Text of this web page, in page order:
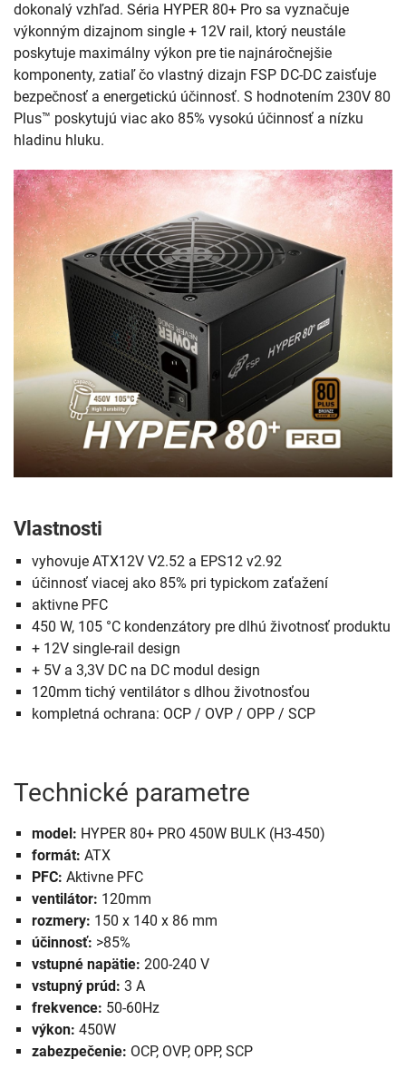
dokonalý vzhľad. Séria HYPER 80+ Pro sa vyznačuje
výkonným dizajnom single + 12V rail, ktorý neustále
poskytuje maximálny výkon pre tie najnáročnejšie
komponenty, zatiaľ čo vlastný dizajn FSP DC-DC zaisťuje
bezpečnosť a energetickú účinnosť. S hodnotením 230V 80
Plus™ poskytujú viac ako 85% vysokú účinnosť a nízku
hladinu hluku.
Vlastnosti
vyhovuje ATX12V V2.52 a EPS12 v2.92
účinnosť viacej ako 85% pri typickom zaťažení
aktivne PFC
450 W, 105 °C kondenzátory pre dlhú životnosť produktu
+ 12V single-rail design
+ 5V a 3,3V DC na DC modul design
120mm tichý ventilátor s dlhou životnosťou
kompletná ochrana: OCP / OVP / OPP / SCP
Technické parametre
model: HYPER 80+ PRO 450W BULK (H3-450)
formát: ATX
PFC: Aktivne PFC
ventilátor: 120mm
rozmery: 150 x 140 x 86 mm
účinnosť: >85%
vstupné napätie: 200-240 V
vstupný prúd: 3 A
frekvence: 50-60Hz
výkon: 450W
zabezpečenie: OCP, OVP, OPP, SCP